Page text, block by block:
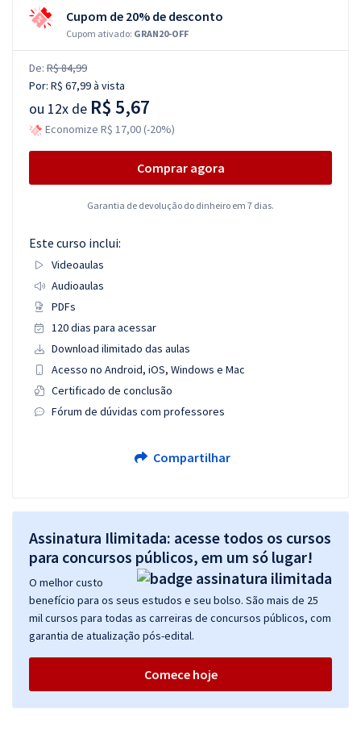
Cupom de 20% de desconto
Cupom ativado: GRAN20-OFF
De: R$ 84,99
Por: R$ 67,99à vista
ou 12x de R$ 5,67
Economize R$ 17,00 (-20%)
Comprar agora
Garantia de devolução do dinheiro em 7 dias.
Este curso inclui:
Videoaulas
Audioaulas
PDFs
120 dias para acessar
Download ilimitado das aulas
Acesso no Android, iOS, Windows e Mac
Certificado de conclusão
Fórum de dúvidas com professores
Compartilhar
Assinatura Ilimitada: acesse todos os cursos
para concursos públicos, em um só lugar!
O melhor custo
benefício para os seus estudos e seu bolso. São mais de 25
mil cursos para todas as carreiras de concursos públicos, com
garantia de atualização pós-edital.
Comece hoje